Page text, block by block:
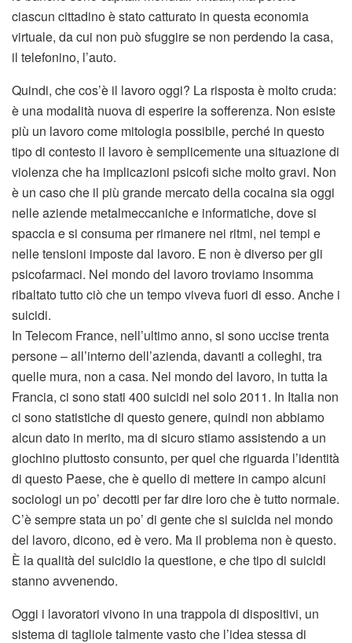
ciascun cittadino è stato catturato in questa economia
virtuale, da cui non può sfuggire se non perdendo la casa,
il telefonino, l’auto.
Quindi, che cos’è il lavoro oggi? La risposta è molto cruda:
è una modalità nuova di esperire la sofferenza. Non esiste
più un lavoro come mitologia possibile, perché in questo
tipo di contesto il lavoro è semplicemente una situazione di
violenza che ha implicazioni psicofi siche molto gravi. Non
è un caso che il più grande mercato della cocaina sia oggi
nelle aziende metalmeccaniche e informatiche, dove si
spaccia e si consuma per rimanere nei ritmi, nei tempi e
nelle tensioni imposte dal lavoro. E non è diverso per gli
psicofarmaci. Nel mondo del lavoro troviamo insomma
ribaltato tutto ciò che un tempo viveva fuori di esso. Anche i
suicidi.
In Telecom France, nell’ultimo anno, si sono uccise trenta
persone – all’interno dell’azienda, davanti a colleghi, tra
quelle mura, non a casa. Nel mondo del lavoro, in tutta la
Francia, ci sono stati 400 suicidi nel solo 2011. In Italia non
ci sono statistiche di questo genere, quindi non abbiamo
alcun dato in merito, ma di sicuro stiamo assistendo a un
giochino piuttosto consunto, per quel che riguarda l’identità
di questo Paese, che è quello di mettere in campo alcuni
sociologi un po’ decotti per far dire loro che è tutto normale.
C’è sempre stata un po’ di gente che si suicida nel mondo
del lavoro, dicono, ed è vero. Ma il problema non è questo.
È la qualità del suicidio la questione, e che tipo di suicidi
stanno avvenendo.
Oggi i lavoratori vivono in una trappola di dispositivi, un
sistema di tagliole talmente vasto che l’idea stessa di